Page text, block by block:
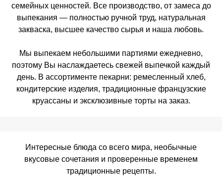
семейных ценностей. Все производство, от замеса до
выпекания — полностью ручной труд, натуральная
закваска, высшее качество сырья и наша любовь.
Мы выпекаем небольшими партиями ежедневно,
поэтому Вы наслаждаетесь свежей выпечкой каждый
день. В ассортименте пекарни: ремесленный хлеб,
кондитерские изделия, традиционные французские
круассаны и эксклюзивные торты на заказ.
Интересные блюда со всего мира, необычные
вкусовые сочетания и проверенные временем
традиционные рецепты.